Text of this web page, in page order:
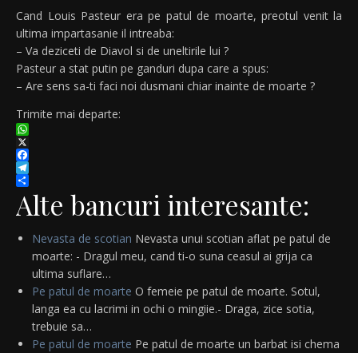
Cand Louis Pasteur era pe patul de moarte, preotul venit la
ultima impartasanie il intreaba:
– Va deziceti de Diavol si de uneltirile lui ?
Pasteur a stat putin pe ganduri dupa care a spus:
– Are sens sa-ti faci noi dusmani chiar inainte de moarte ?
Trimite mai departe:
WhatsApp
X
Facebook
Telegram
Partajează
Alte bancuri interesante:
Nevasta de scotian Nevasta unui scotian aflat pe patul de
moarte: - Dragul meu, cand ti-o suna ceasul ai grija ca
ultima suflare…
Pe patul de moarte O femeie pe patul de moarte. Sotul,
langa ea cu lacrimi in ochi o mingiie.- Draga, zice sotia,
trebuie sa…
Pe patul de moarte Pe patul de moarte un barbat isi chema